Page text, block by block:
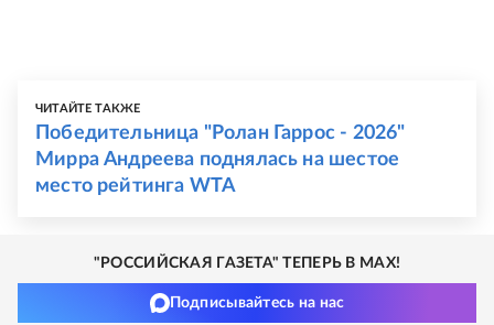
ЧИТАЙТЕ ТАКЖЕ
Победительница "Ролан Гаррос - 2026"
Мирра Андреева поднялась на шестое
место рейтинга WTA
"РОССИЙСКАЯ ГАЗЕТА" ТЕПЕРЬ В MAX!
Подписывайтесь на нас